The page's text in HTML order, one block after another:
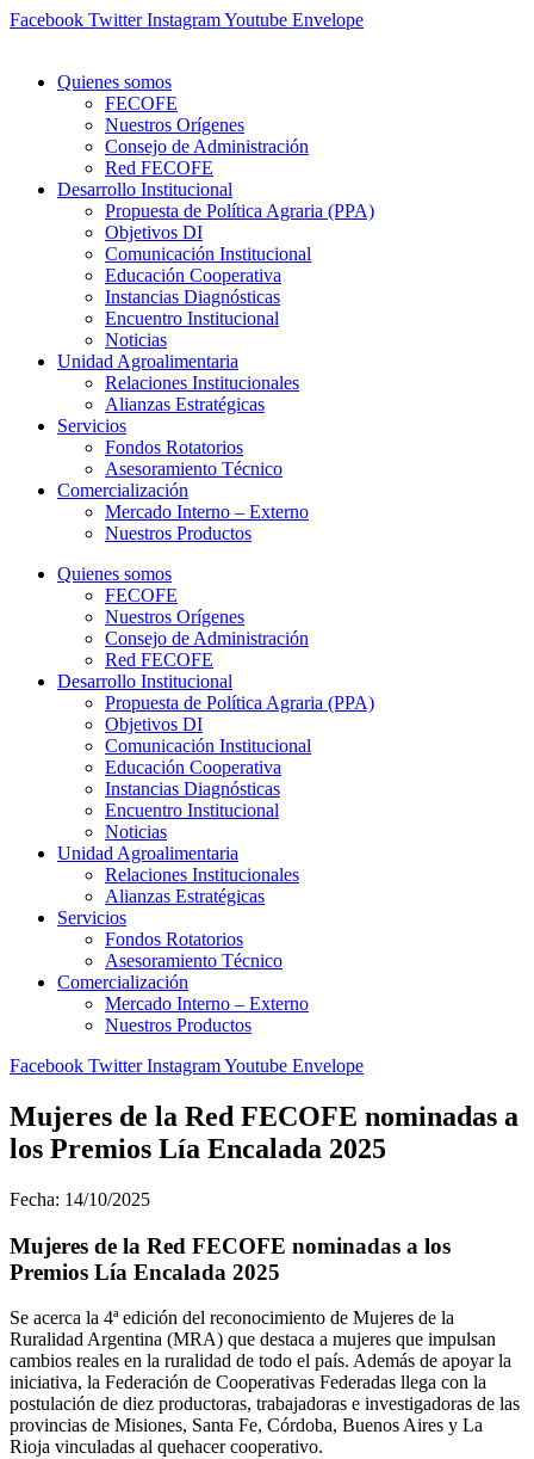
Ir
Facebook Twitter InstagramYoutube Envelope
Quienes somos
FECOFE
Nuestros Orígenes
Consejo de Administración
Red FECOFE
Desarrollo Institucional
Propuesta de Política Agraria (PPA)
Objetivos DI
Comunicación Institucional
Educación Cooperativa
Instancias Diagnósticas
Encuentro Institucional
Noticias
Unidad Agroalimentaria
Relaciones Institucionales
Alianzas Estratégicas
Servicios
Fondos Rotatorios
Asesoramiento Técnico
Comercialización
Mercado Interno – Externo
Nuestros Productos
Quienes somos
FECOFE
Nuestros Orígenes
Consejo de Administración
Red FECOFE
Desarrollo Institucional
Propuesta de Política Agraria (PPA)
Objetivos DI
Comunicación Institucional
Educación Cooperativa
Instancias Diagnósticas
Encuentro Institucional
Noticias
Unidad Agroalimentaria
Relaciones Institucionales
Alianzas Estratégicas
Servicios
Fondos Rotatorios
Asesoramiento Técnico
Comercialización
Mercado Interno – Externo
Nuestros Productos
Facebook Twitter InstagramYoutube Envelope
Mujeres de la Red FECOFE nominadas a
los Premios Lía Encalada 2025
Fecha: 14/10/2025
Mujeres de la Red FECOFE nominadas a los
Premios Lía Encalada 2025
Se acerca la 4ª edición del reconocimiento de Mujeres de la
Ruralidad Argentina (MRA) que destaca a mujeres que impulsan
cambios reales en la ruralidad de todo el país. Además de apoyar la
iniciativa, la Federación de Cooperativas Federadas llega con la
postulación de diez productoras, trabajadoras e investigadoras de las
provincias de Misiones, Santa Fe, Córdoba, Buenos Aires y La
Rioja vinculadas al quehacer cooperativo.